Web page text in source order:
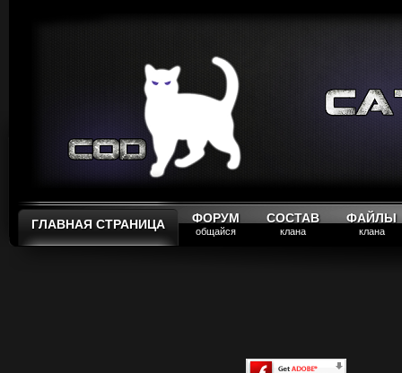
ГЛАВНАЯ СТРАНИЦА ФОРУМ
общайся
СОСТАВ
клана
ФАЙЛЫ
клана